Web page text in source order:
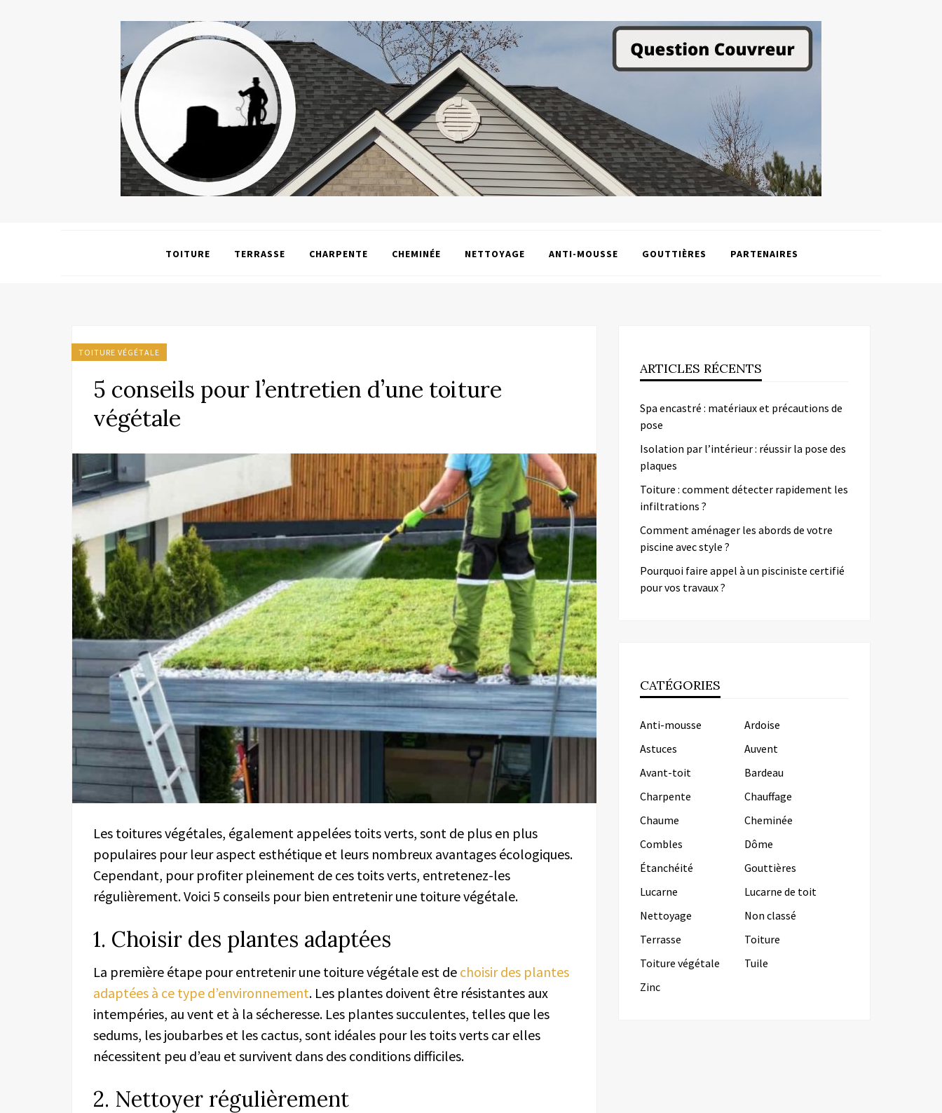
TOITURE TERRASSE CHARPENTE CHEMINÉE NETTOYAGE ANTI-MOUSSE GOUTTIÈRES PARTENAIRES
TOITURE VÉGÉTALE
5 conseils pour l’entretien d’une toiture
végétale
Les toitures végétales, également appelées toits verts, sont de plus en plus
populaires pour leur aspect esthétique et leurs nombreux avantages écologiques.
Cependant, pour profiter pleinement de ces toits verts, entretenez-les
régulièrement. Voici 5 conseils pour bien entretenir une toiture végétale.
1. Choisir des plantes adaptées
La première étape pour entretenir une toiture végétale est de choisir des plantes
adaptées à ce type d’environnement. Les plantes doivent être résistantes aux
intempéries, au vent et à la sécheresse. Les plantes succulentes, telles que les
sedums, les joubarbes et les cactus, sont idéales pour les toits verts car elles
nécessitent peu d’eau et survivent dans des conditions difficiles.
2. Nettoyer régulièrement
ARTICLES RÉCENTS
Spa encastré : matériaux et précautions de
pose
Isolation par l’intérieur : réussir la pose des
plaques
Toiture : comment détecter rapidement les
infiltrations ?
Comment aménager les abords de votre
piscine avec style ?
Pourquoi faire appel à un pisciniste certifié
pour vos travaux ?
CATÉGORIES
Anti-mousse
Ardoise
Astuces
Auvent
Avant-toit
Bardeau
Charpente
Chauffage
Chaume
Cheminée
Combles
Dôme
Étanchéité
Gouttières
Lucarne
Lucarne de toit
Nettoyage
Non classé
Terrasse
Toiture
Toiture végétale
Tuile
Zinc